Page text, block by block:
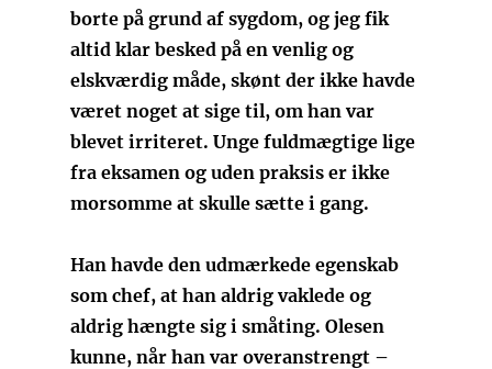
borte på grund af sygdom, og jeg fik
altid klar besked på en venlig og
elskværdig måde, skønt der ikke havde
været noget at sige til, om han var
blevet irriteret. Unge fuldmægtige lige
fra eksamen og uden praksis er ikke
morsomme at skulle sætte i gang.
Han havde den udmærkede egenskab
som chef, at han aldrig vaklede og
aldrig hængte sig i småting. Olesen
kunne, når han var overanstrengt –